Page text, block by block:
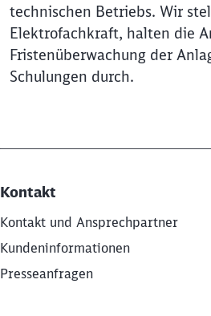
technischen Betriebs. Wir
Elektrofachkraft, halten die
Fristenüberwachung der
Schulungen durch.
Kontakt
Kontakt und Ansprechpartner
Kundeninformationen
Presseanfragen